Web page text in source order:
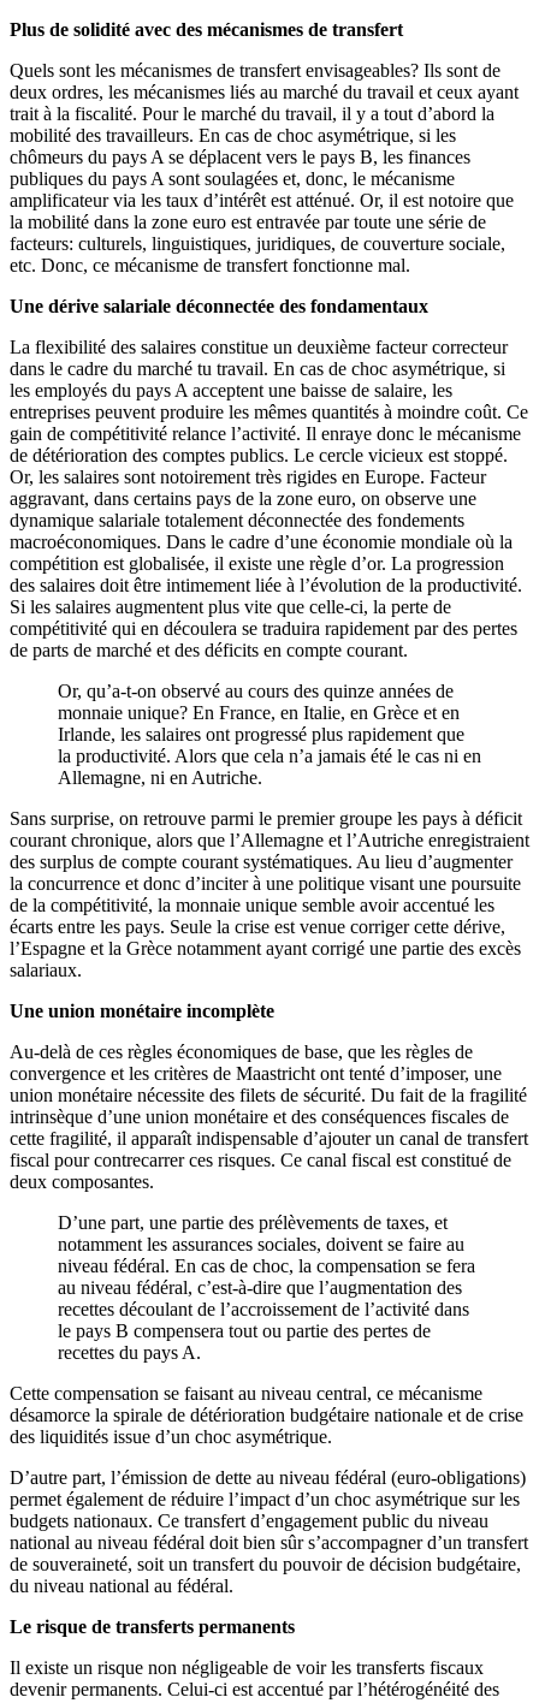
Plus de solidité avec des mécanismes de transfert
Quels sont les mécanismes de transfert envisageables? Ils sont de
deux ordres, les mécanismes liés au marché du travail et ceux ayant
trait à la fiscalité. Pour le marché du travail, il y a tout d’abord la
mobilité des travailleurs. En cas de choc asymétrique, si les
chômeurs du pays A se déplacent vers le pays B, les finances
publiques du pays A sont soulagées et, donc, le mécanisme
amplificateur via les taux d’intérêt est atténué. Or, il est notoire que
la mobilité dans la zone euro est entravée par toute une série de
facteurs: culturels, linguistiques, juridiques, de couverture sociale,
etc. Donc, ce mécanisme de transfert fonctionne mal.
Une dérive salariale déconnectée des fondamentaux
La flexibilité des salaires constitue un deuxième facteur correcteur
dans le cadre du marché tu travail. En cas de choc asymétrique, si
les employés du pays A acceptent une baisse de salaire, les
entreprises peuvent produire les mêmes quantités à moindre coût. Ce
gain de compétitivité relance l’activité. Il enraye donc le mécanisme
de détérioration des comptes publics. Le cercle vicieux est stoppé.
Or, les salaires sont notoirement très rigides en Europe. Facteur
aggravant, dans certains pays de la zone euro, on observe une
dynamique salariale totalement déconnectée des fondements
macroéconomiques. Dans le cadre d’une économie mondiale où la
compétition est globalisée, il existe une règle d’or. La progression
des salaires doit être intimement liée à l’évolution de la productivité.
Si les salaires augmentent plus vite que celle-ci, la perte de
compétitivité qui en découlera se traduira rapidement par des pertes
de parts de marché et des déficits en compte courant.
Or, qu’a-t-on observé au cours des quinze années de
monnaie unique? En France, en Italie, en Grèce et en
Irlande, les salaires ont progressé plus rapidement que
la productivité. Alors que cela n’a jamais été le cas ni en
Allemagne, ni en Autriche.
Sans surprise, on retrouve parmi le premier groupe les pays à déficit
courant chronique, alors que l’Allemagne et l’Autriche enregistraient
des surplus de compte courant systématiques. Au lieu d’augmenter
la concurrence et donc d’inciter à une politique visant une poursuite
de la compétitivité, la monnaie unique semble avoir accentué les
écarts entre les pays. Seule la crise est venue corriger cette dérive,
l’Espagne et la Grèce notamment ayant corrigé une partie des excès
salariaux.
Une union monétaire incomplète
Au-delà de ces règles économiques de base, que les règles de
convergence et les critères de Maastricht ont tenté d’imposer, une
union monétaire nécessite des filets de sécurité. Du fait de la fragilité
intrinsèque d’une union monétaire et des conséquences fiscales de
cette fragilité, il apparaît indispensable d’ajouter un canal de transfert
fiscal pour contrecarrer ces risques. Ce canal fiscal est constitué de
deux composantes.
D’une part, une partie des prélèvements de taxes, et
notamment les assurances sociales, doivent se faire au
niveau fédéral. En cas de choc, la compensation se fera
au niveau fédéral, c’est-à-dire que l’augmentation des
recettes découlant de l’accroissement de l’activité dans
le pays B compensera tout ou partie des pertes de
recettes du pays A.
Cette compensation se faisant au niveau central, ce mécanisme
désamorce la spirale de détérioration budgétaire nationale et de crise
des liquidités issue d’un choc asymétrique.
D’autre part, l’émission de dette au niveau fédéral (euro-obligations)
permet également de réduire l’impact d’un choc asymétrique sur les
budgets nationaux. Ce transfert d’engagement public du niveau
national au niveau fédéral doit bien sûr s’accompagner d’un transfert
de souveraineté, soit un transfert du pouvoir de décision budgétaire,
du niveau national au fédéral.
Le risque de transferts permanents
Il existe un risque non négligeable de voir les transferts fiscaux
devenir permanents. Celui-ci est accentué par l’hétérogénéité des